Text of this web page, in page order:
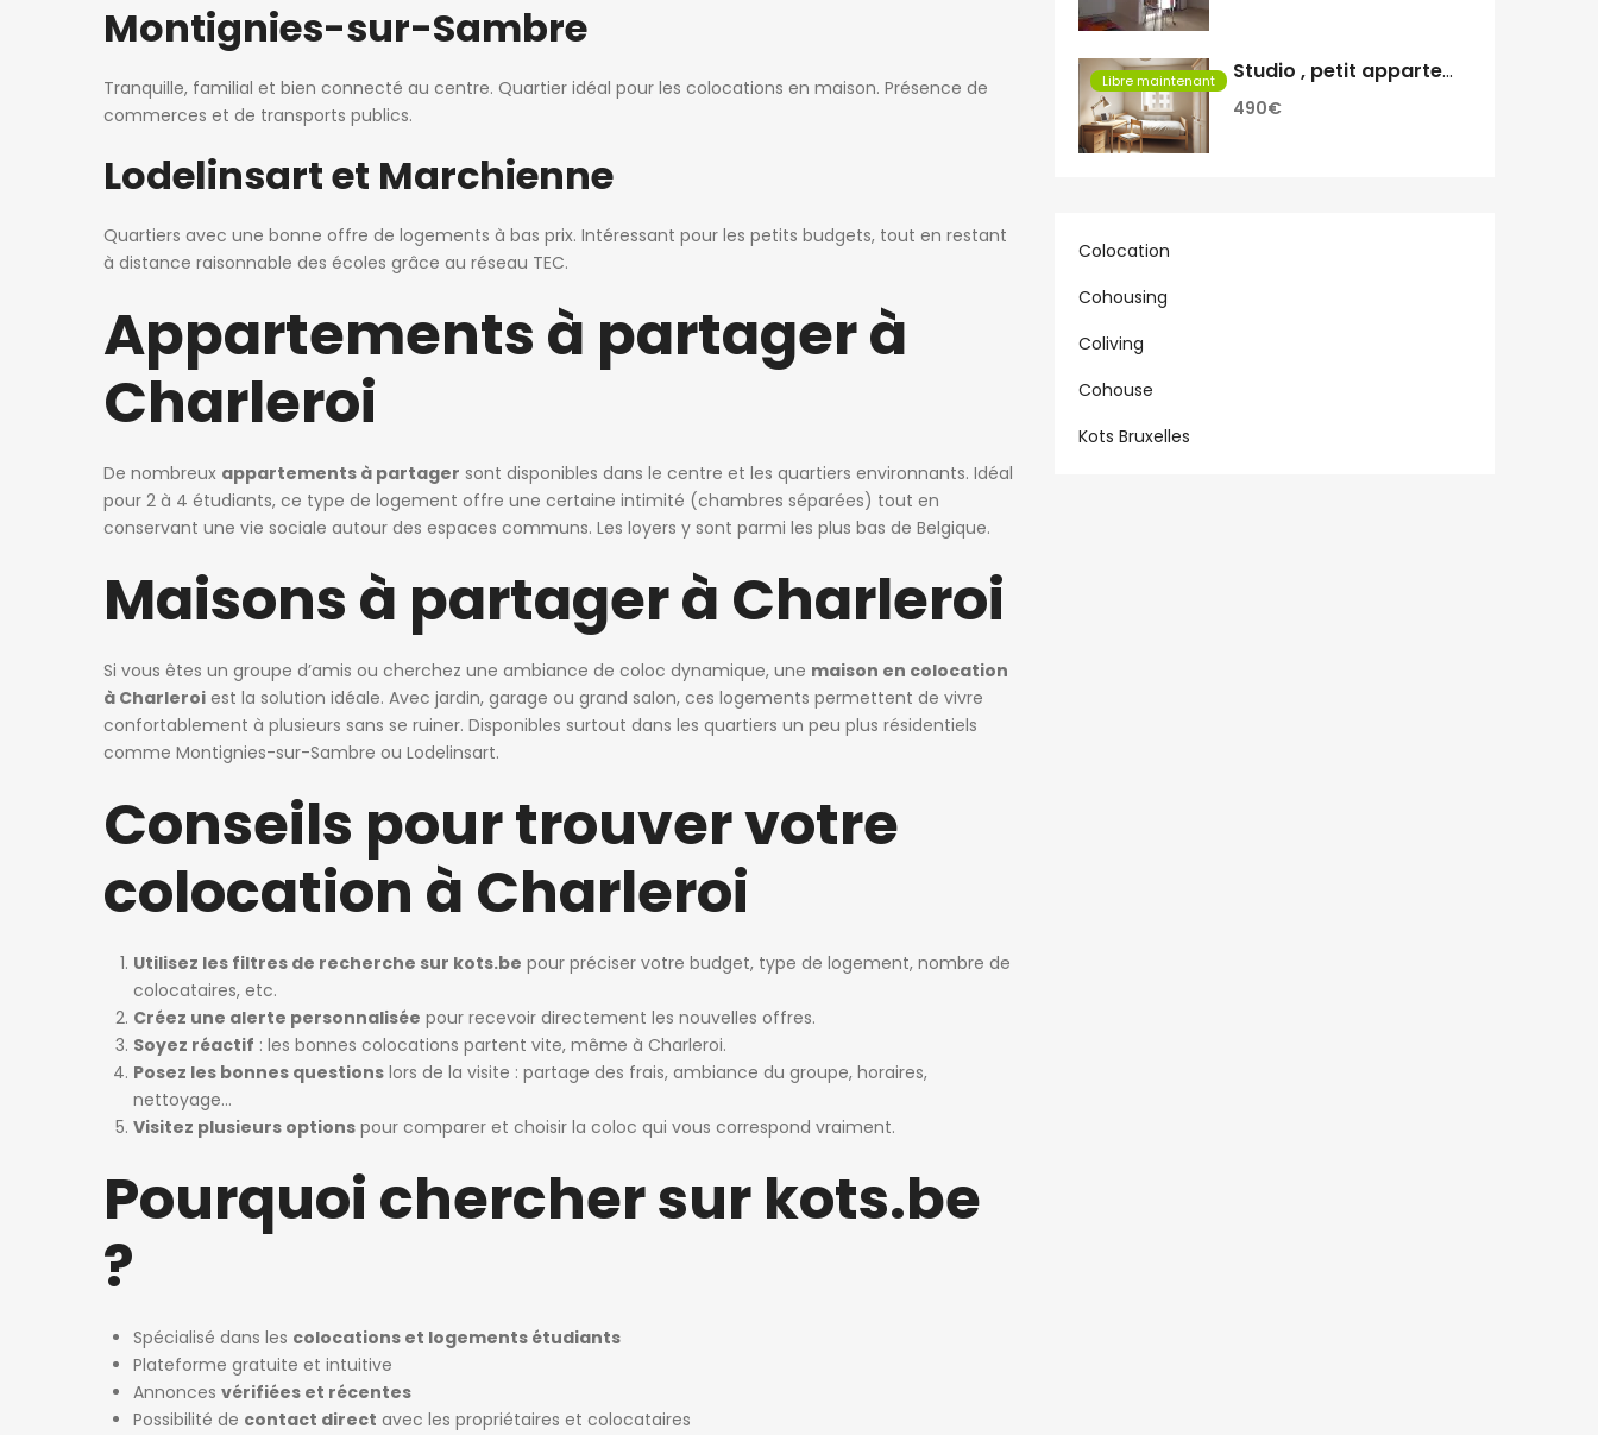
Montignies-sur-Sambre
Tranquille, familial et bien connecté au centre. Quartier idéal pour les colocations en maison. Présence de
commerces et de transports publics.
Lodelinsart et Marchienne
Quartiers avec une bonne offre de logements à bas prix. Intéressant pour les petits budgets, tout en restant
à distance raisonnable des écoles grâce au réseau TEC.
Appartements à partager à
Charleroi
De nombreux appartements à partager sont disponibles dans le centre et les quartiers environnants. Idéal
pour 2 à 4 étudiants, ce type de logement offre une certaine intimité (chambres séparées) tout en
conservant une vie sociale autour des espaces communs. Les loyers y sont parmi les plus bas de Belgique.
Maisons à partager à Charleroi
Si vous êtes un groupe d’amis ou cherchez une ambiance de coloc dynamique, une maison en colocation
à Charleroi est la solution idéale. Avec jardin, garage ou grand salon, ces logements permettent de vivre
confortablement à plusieurs sans se ruiner. Disponibles surtout dans les quartiers un peu plus résidentiels
comme Montignies-sur-Sambre ou Lodelinsart.
Conseils pour trouver votre
colocation à Charleroi
Utilisez les filtres de recherche sur kots.be pour préciser votre budget, type de logement, nombre de
colocataires, etc.
Créez une alerte personnalisée pour recevoir directement les nouvelles offres.
Soyez réactif : les bonnes colocations partent vite, même à Charleroi.
Posez les bonnes questions lors de la visite : partage des frais, ambiance du groupe, horaires,
nettoyage…
Visitez plusieurs options pour comparer et choisir la coloc qui vous correspond vraiment.
Pourquoi chercher sur kots.be
?
Spécialisé dans les colocations et logements étudiants
Plateforme gratuite et intuitive
Annonces vérifiées et récentes
Possibilité de contact direct avec les propriétaires et colocataires
Libre maintenant Studio , petit appartement
490€
Colocation
Cohousing
Coliving
Cohouse
Kots Bruxelles